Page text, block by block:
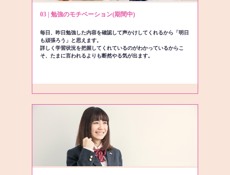
03 | 勉強のモチベーション(期間中)
毎日、昨日勉強した内容を確認して声かけしてくれるから「明日
も頑張ろう」と思えます。
詳しく学習状況を把握してくれているのがわかっているからこ
そ、たまに言われるよりも断然やる気が出ます。